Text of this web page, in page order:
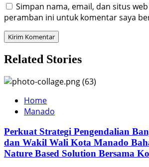
Simpan nama, email, dan situs
peramban ini untuk komentar saya
Related Stories
Home
Manado
Perkuat Strategi Pengendalian
dan Wakil Wali Kota Manado
Nature Based Solution Bersama